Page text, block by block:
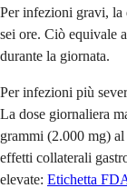
Per infezioni gravi, la
sei ore. Ciò equivale
durante la giornata.
Per infezioni più
La dose giornaliera
grammi (2.000 mg)
effetti collaterali
elevate: Etichetta